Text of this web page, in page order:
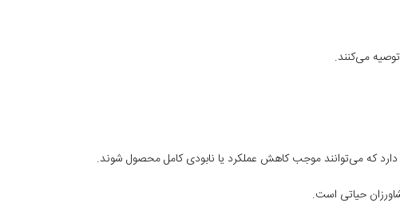
می‌کنند.
دارد که می‌توانند موجب کاهش عملکرد یا نابودی کامل محصول شوند.
حیاتی است.